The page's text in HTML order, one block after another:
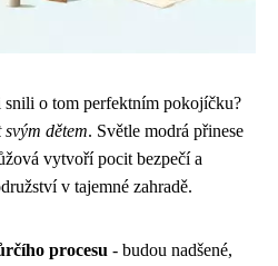
snili o tom perfektním pokojíčku?
dětem. Světle modrá přinese
vytvoří pocit bezpečí a
v tajemné zahradě.
procesu - budou nadšené,